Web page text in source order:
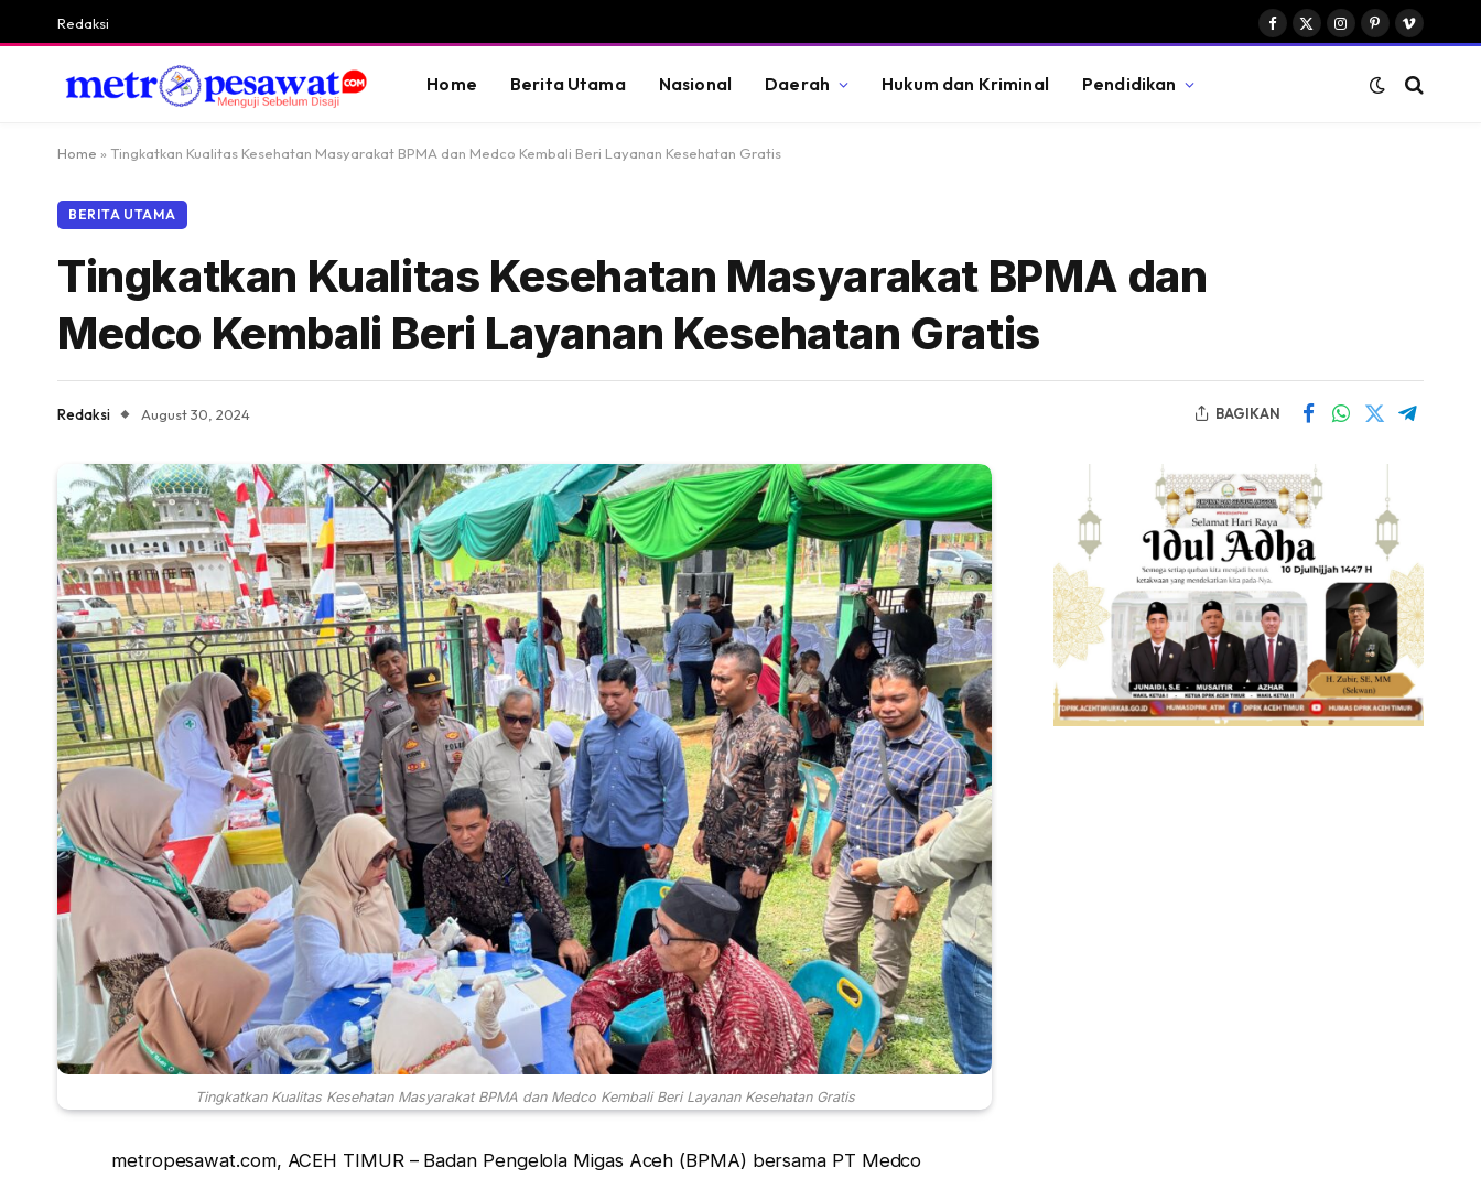
Redaksi
Facebook
X
Instagram
PinterestVimeo
Home Berita Utama Nasional Daerah Hukum dan Kriminal Pendidikan
Home » Tingkatkan Kualitas Kesehatan Masyarakat BPMA dan Medco Kembali Beri Layanan Kesehatan Gratis
BERITA UTAMA
Tingkatkan Kualitas Kesehatan Masyarakat BPMA dan
Medco Kembali Beri Layanan Kesehatan Gratis
Redaksi August 30, 2024 BAGIKAN
Tingkatkan Kualitas Kesehatan Masyarakat BPMA dan Medco Kembali Beri Layanan Kesehatan Gratis
metropesawat.com, ACEH TIMUR – Badan Pengelola Migas Aceh (BPMA) bersama PT Medco